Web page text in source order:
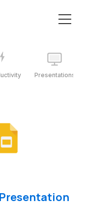
Presentations
Presentation